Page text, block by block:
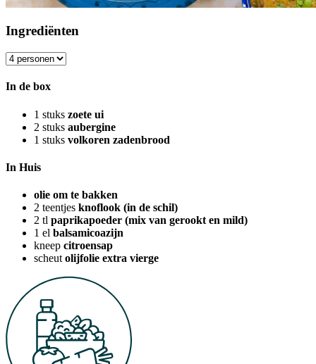
Ingrediënten
In de box
1 stuks zoete ui
2 stuks aubergine
1 stuks volkoren zadenbrood
In Huis
olie om te bakken
2 teentjes knoflook (in de schil)
2 tl paprikapoeder (mix van gerookt en mild)
1 el balsamicoazijn
kneep citroensap
scheut olijfolie extra vierge